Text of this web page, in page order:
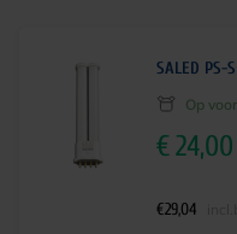
SALED PS-
Op
€24,00
€29,04